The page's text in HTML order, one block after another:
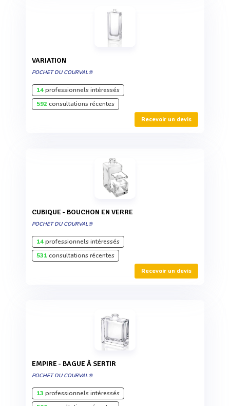
VARIATION
POCHET DU COURVAL®
14professionnels intéressés
592consultations récentes
Recevoir un devis
CUBIQUE - BOUCHON EN VERRE
POCHET DU COURVAL®
14professionnels intéressés
531consultations récentes
Recevoir un devis
EMPIRE - BAGUE À SERTIR
POCHET DU COURVAL®
13 professionnels intéressés